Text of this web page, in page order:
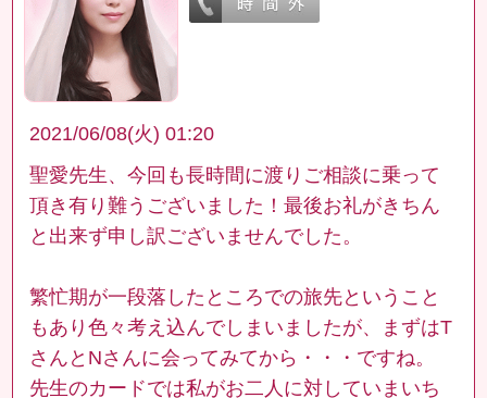
2021/06/08(火) 01:20
聖愛先生、今回も長時間に渡りご相談に乗って
頂き有り難うございました！最後お礼がきちん
と出来ず申し訳ございませんでした。
繁忙期が一段落したところでの旅先ということ
もあり色々考え込んでしまいましたが、まずはT
さんとNさんに会ってみてから・・・ですね。
先生のカードでは私がお二人に対していまいち